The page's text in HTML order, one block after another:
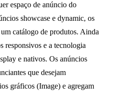
espaço de anúncio do
showcase e dynamic, os
catálogo de produtos. Ainda
responsivos e a tecnologia
e nativos. Os anúncios
que desejam
gráficos (Image) e agregam